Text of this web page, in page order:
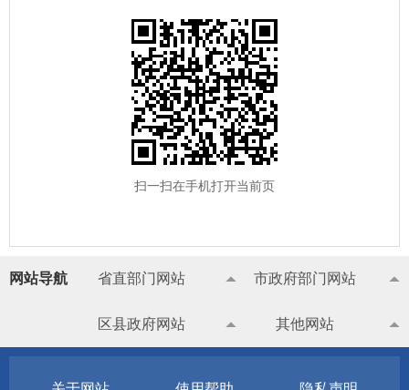
扫一扫在手机打开当前页
网站导航 省直部门网站 市政府部门网站
区县政府网站 其他网站